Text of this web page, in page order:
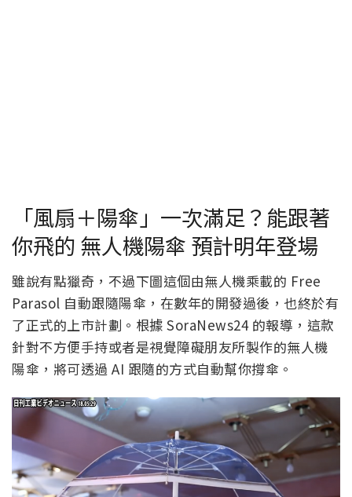
「風扇＋陽傘」一次滿足？能跟著
你飛的 無人機陽傘 預計明年登場
雖說有點獵奇，不過下圖這個由無人機乘載的 Free
Parasol 自動跟隨陽傘，在數年的開發過後，也終於有
了正式的上市計劃。根據 SoraNews24 的報導，這款
針對不方便手持或者是視覺障礙朋友所製作的無人機
陽傘，將可透過 AI 跟隨的方式自動幫你撐傘。